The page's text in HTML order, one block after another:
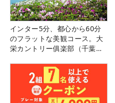
インター5分、都心から60分
のフラットな美観コース。大
栄カントリー俱楽部（千葉